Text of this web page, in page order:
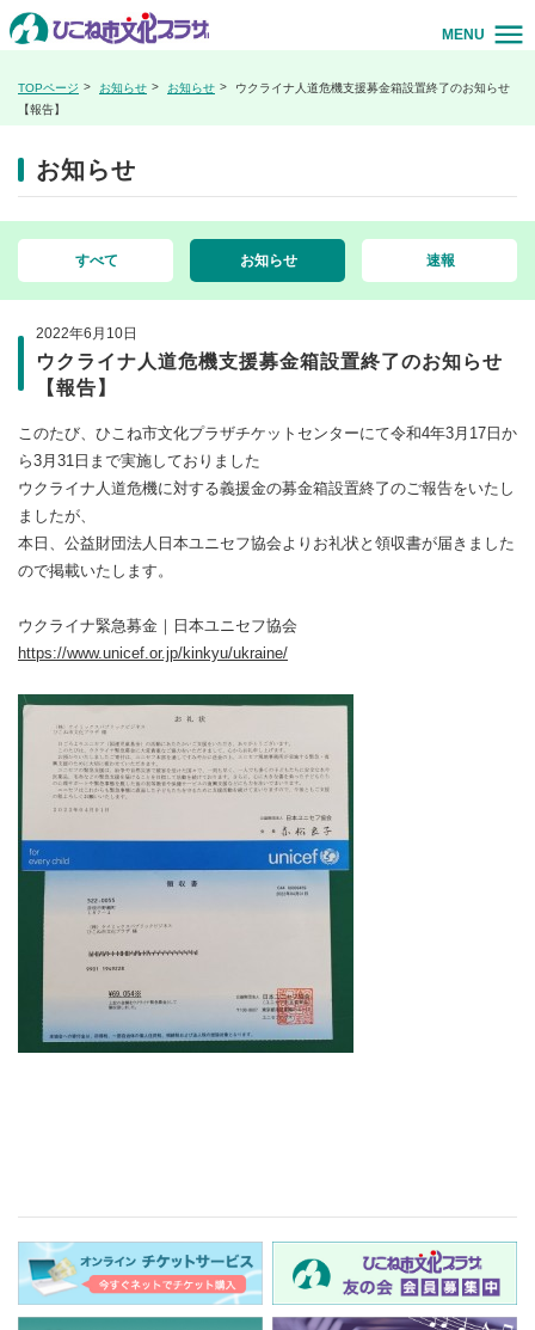
MENU
TOPページ お知らせ お知らせ
ウクライナ人道危機支援募金箱設置終了のお知らせ
【報告】
お知らせ
すべて お知らせ 速報
2022年6月10日
ウクライナ人道危機支援募金箱設置終了のお知らせ
【報告】
このたび、ひこね市文化プラザチケットセンターにて令和4年3月17日か
ら3月31日まで実施しておりました
ウクライナ人道危機に対する義援金の募金箱設置終了のご報告をいたし
ましたが、
本日、公益財団法人日本ユニセフ協会よりお礼状と領収書が届きました
ので掲載いたします。
ウクライナ緊急募金｜日本ユニセフ協会
https://www.unicef.or.jp/kinkyu/ukraine/